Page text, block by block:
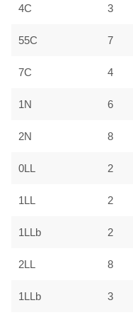
4C 3
55C 7
7C 4
1N 6
2N 8
0LL 2
1LL 2
1LLb 2
2LL 8
1LLb 3